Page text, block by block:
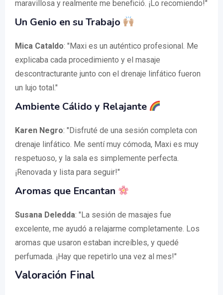
maravillosa y realmente me benefició. ¡Lo recomiendo!"
Un Genio en su Trabajo
Mica Cataldo: "Maxi es un auténtico profesional. Me
explicaba cada procedimiento y el masaje
descontracturante junto con el drenaje linfático fueron
un lujo total."
Ambiente Cálido y Relajante
Karen Negro: "Disfruté de una sesión completa con
drenaje linfático. Me sentí muy cómoda, Maxi es muy
respetuoso, y la sala es simplemente perfecta.
¡Renovada y lista para seguir!"
Aromas que Encantan
Susana Deledda: "La sesión de masajes fue
excelente, me ayudó a relajarme completamente. Los
aromas que usaron estaban increíbles, y quedé
perfumada. ¡Hay que repetirlo una vez al mes!"
Valoración Final